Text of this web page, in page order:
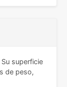
superficie
de peso,